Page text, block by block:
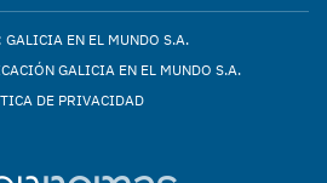
GALICIA EN EL MUNDO S.A.
GALICIA EN EL MUNDO S.A.
DE PRIVACIDAD